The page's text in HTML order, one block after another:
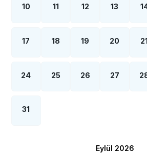
10 11 12 13
17 18 19 20 21
24 25 26 27
31
Eylül 2026